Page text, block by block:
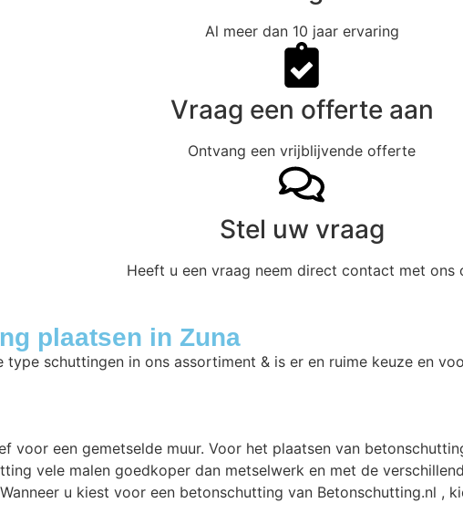
Al meer dan 10 jaar ervaring
Vraag een offerte aan
Ontvang een vrijblijvende offerte
Stel uw vraag
Heeft u een vraag neem direct contact met ons
plaatsen in Zuna
type schuttingen in ons assortiment & is er en ruime keuze en
voor een gemetselde muur. Voor het plaatsen van
vele malen goedkoper dan metselwerk en met de
u kiest voor een betonschutting van Betonschutting.nl ,